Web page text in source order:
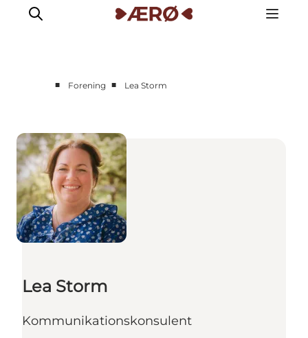
■ Forening ■ Lea Storm
Lea Storm
Kommunikationskonsulent